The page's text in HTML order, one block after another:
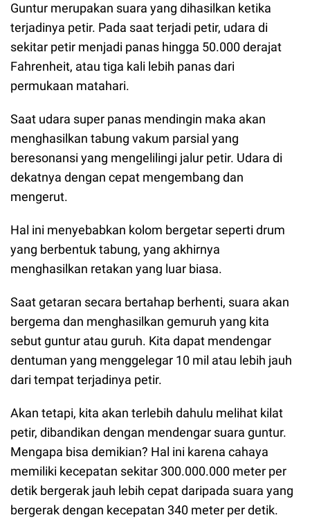
Guntur merupakan suara yang dihasilkan ketika
terjadinya petir. Pada saat terjadi petir, udara di
sekitar petir menjadi panas hingga 50.000 derajat
Fahrenheit, atau tiga kali lebih panas dari
permukaan matahari.
Saat udara super panas mendingin maka akan
menghasilkan tabung vakum parsial yang
beresonansi yang mengelilingi jalur petir. Udara di
dekatnya dengan cepat mengembang dan
mengerut.
Hal ini menyebabkan kolom bergetar seperti drum
yang berbentuk tabung, yang akhirnya
menghasilkan retakan yang luar biasa.
Saat getaran secara bertahap berhenti, suara akan
bergema dan menghasilkan gemuruh yang kita
sebut guntur atau guruh. Kita dapat mendengar
dentuman yang menggelegar 10 mil atau lebih jauh
dari tempat terjadinya petir.
Akan tetapi, kita akan terlebih dahulu melihat kilat
petir, dibandikan dengan mendengar suara guntur.
Mengapa bisa demikian? Hal ini karena cahaya
memiliki kecepatan sekitar 300.000.000 meter per
detik bergerak jauh lebih cepat daripada suara yang
bergerak dengan kecepatan 340 meter per detik.